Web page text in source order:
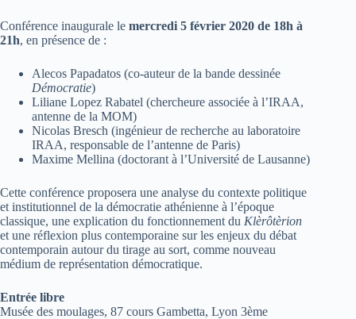
Conférence inaugurale le mercredi 5 février 2020 de 18h à
21h, en présence de :
Alecos Papadatos (co-auteur de la bande dessinée
Démocratie)
Liliane Lopez Rabatel (chercheure associée à l’IRAA,
antenne de la MOM)
Nicolas Bresch (ingénieur de recherche au laboratoire
IRAA, responsable de l’antenne de Paris)
Maxime Mellina (doctorant à l’Université de Lausanne)
Cette conférence proposera une analyse du contexte politique
et institutionnel de la démocratie athénienne à l’époque
classique, une explication du fonctionnement du Klèrôtèrion
et une réflexion plus contemporaine sur les enjeux du débat
contemporain autour du tirage au sort, comme nouveau
médium de représentation démocratique.
Entrée libre
Musée des moulages, 87 cours Gambetta, Lyon 3ème